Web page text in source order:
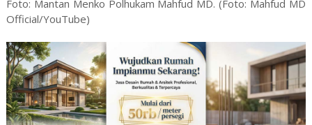
Foto: Mantan Menko Polhukam Mahfud MD. (Foto: Mahfud MD
Official/YouTube)